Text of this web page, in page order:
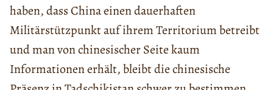
haben, dass China einen dauerhaften
Militärstützpunkt auf ihrem Territorium betreibt
und man von chinesischer Seite kaum
Informationen erhält, bleibt die chinesische